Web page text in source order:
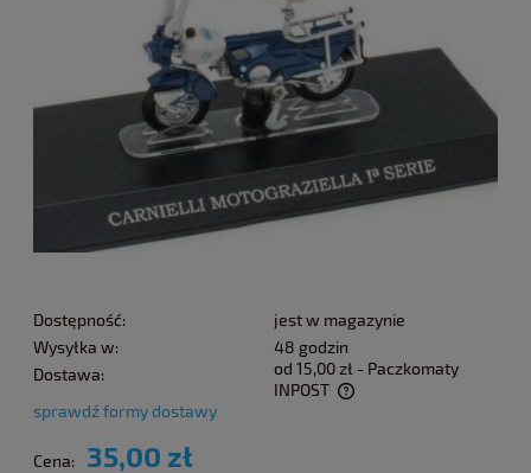
Dostępność:
jest w magazynie
Wysyłka w:
48 godzin
Dostawa:
od 15,00 zł - Paczkomaty
INPOST
Cena nie zawiera ewentualnych kosztów płatności
sprawdź formy dostawy
Cena: 35,00 zł